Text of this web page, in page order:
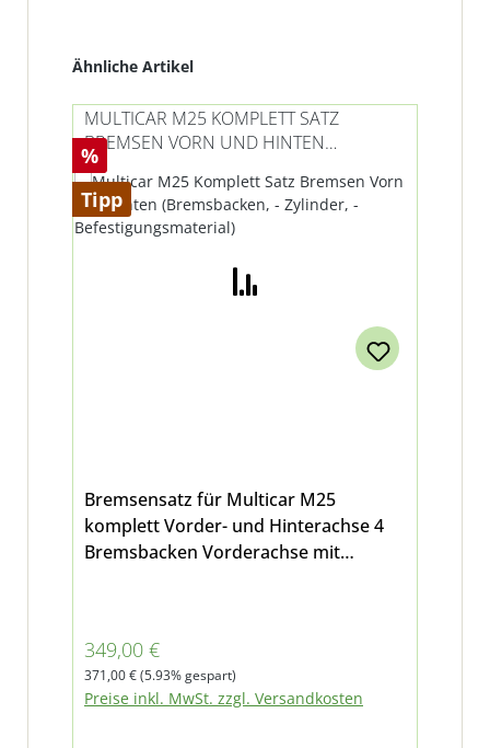
Produktgalerie überspringen
Ähnliche Artikel
Rabatt
%
Tipp
MULTICAR M25 KOMPLETT SATZ
BREMSEN VORN UND HINTEN
(BREMSBACKEN, - ZYLINDER, -
BEFESTIGUNGSMATERIAL)
Bremsensatz für Multicar M25
komplett Vorder- und Hinterachse 4
Bremsbacken Vorderachse mit
Bremsbacken Hinterachse mit Hebel
(2 St.) und ohne Hebel (2 St.) sowie
Rückzugsfedern und Befestigungssatz
Verkaufspreis:
349,00 €
Regulärer Preis:
371,00 €(5.93% gespart)
Preise inkl. MwSt. zzgl. Versandkosten